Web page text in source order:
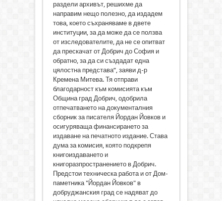
раздели архивът, решихме да
направим нещо полезно, да издадем
това, което съхраняваме в двете
институции, за да може да се ползва
от изследователите, да не се опитват
да прескачат от Добрич до София и
обратно, за да си създадат една
цялостна представа“, заяви д-р
Кремена Митева. Тя отправи
благодарност към комисията към
Община град Добрич, одобрила
отпечатването на документалния
сборник за писателя Йордан Йовков и
осигуряваща финансирането за
издаване на печатното издание. Става
дума за комисия, която подкрепя
книгоиздаването и
книгоразпространението в Добрич.
Предстои техническа работа и от Дом-
паметника "Йордан Йовков" в
добруджанския град се надяват до